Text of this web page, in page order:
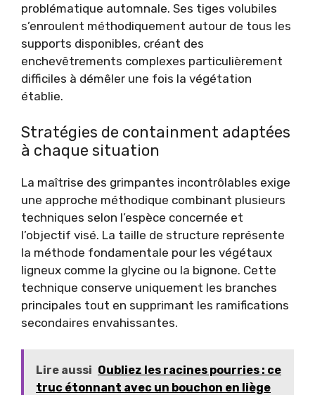
problématique automnale. Ses tiges volubiles
s’enroulent méthodiquement autour de tous les
supports disponibles, créant des
enchevêtrements complexes particulièrement
difficiles à démêler une fois la végétation
établie.
Stratégies de containment adaptées
à chaque situation
La maîtrise des grimpantes incontrôlables exige
une approche méthodique combinant plusieurs
techniques selon l’espèce concernée et
l’objectif visé. La taille de structure représente
la méthode fondamentale pour les végétaux
ligneux comme la glycine ou la bignone. Cette
technique conserve uniquement les branches
principales tout en supprimant les ramifications
secondaires envahissantes.
Lire aussi Oubliez les racines pourries : ce
truc étonnant avec un bouchon en liège